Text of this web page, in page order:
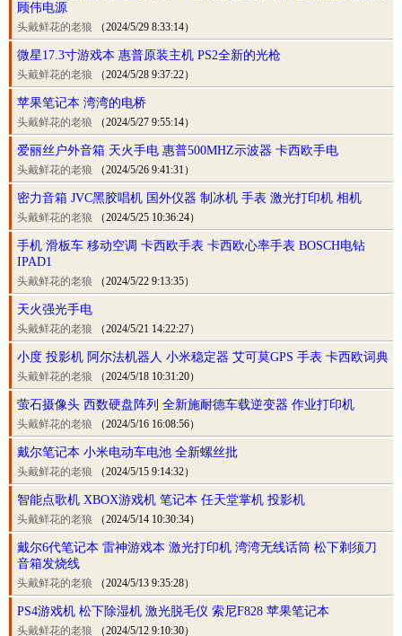
顾伟电源
头戴鲜花的老狼 （2024/5/29 8:33:14）
微星17.3寸游戏本 惠普原装主机 PS2全新的光枪
头戴鲜花的老狼 （2024/5/28 9:37:22）
苹果笔记本 湾湾的电桥
头戴鲜花的老狼 （2024/5/27 9:55:14）
爱丽丝户外音箱 天火手电 惠普500MHZ示波器 卡西欧手电
头戴鲜花的老狼 （2024/5/26 9:41:31）
密力音箱 JVC黑胶唱机 国外仪器 制冰机 手表 激光打印机 相机
头戴鲜花的老狼 （2024/5/25 10:36:24）
手机 滑板车 移动空调 卡西欧手表 卡西欧心率手表 BOSCH电钻
IPAD1
头戴鲜花的老狼 （2024/5/22 9:13:35）
天火强光手电
头戴鲜花的老狼 （2024/5/21 14:22:27）
小度 投影机 阿尔法机器人 小米稳定器 艾可莫GPS 手表 卡西欧词典
头戴鲜花的老狼 （2024/5/18 10:31:20）
萤石摄像头 西数硬盘阵列 全新施耐德车载逆变器 作业打印机
头戴鲜花的老狼 （2024/5/16 16:08:56）
戴尔笔记本 小米电动车电池 全新螺丝批
头戴鲜花的老狼 （2024/5/15 9:14:32）
智能点歌机 XBOX游戏机 笔记本 任天堂掌机 投影机
头戴鲜花的老狼 （2024/5/14 10:30:34）
戴尔6代笔记本 雷神游戏本 激光打印机 湾湾无线话筒 松下剃须刀
音箱发烧线
头戴鲜花的老狼 （2024/5/13 9:35:28）
PS4游戏机 松下除湿机 激光脱毛仪 索尼F828 苹果笔记本
头戴鲜花的老狼 （2024/5/12 9:10:30）